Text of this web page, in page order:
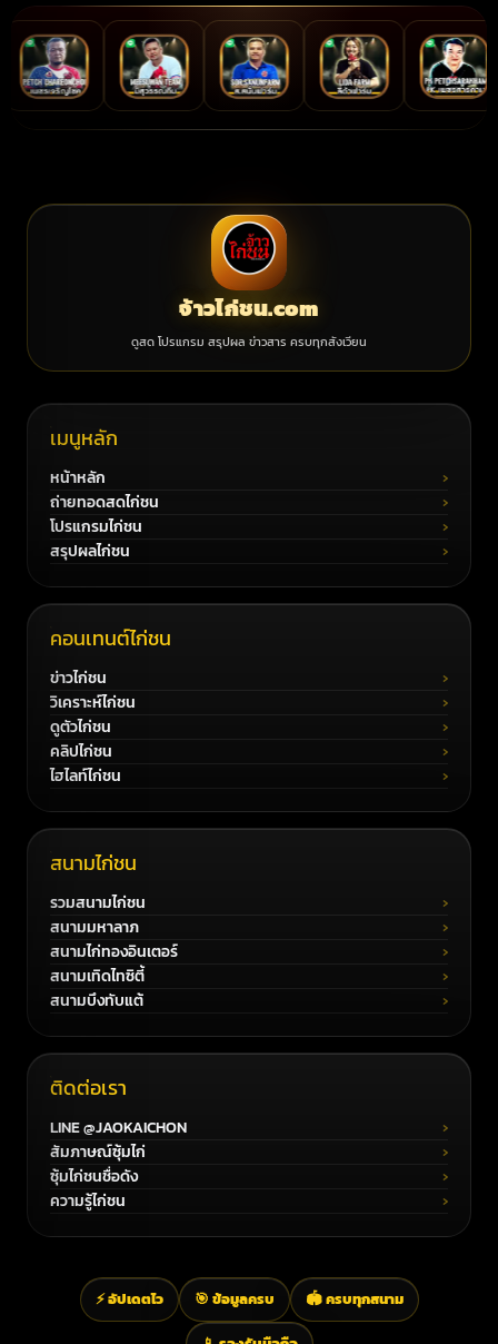
จ้าวไก่ชน.com
ดูสด โปรแกรม สรุปผล ข่าวสาร ครบทุกสังเวียน
เมนูหลัก
หน้าหลัก
ถ่ายทอดสดไก่ชน
โปรแกรมไก่ชน
สรุปผลไก่ชน
คอนเทนต์ไก่ชน
ข่าวไก่ชน
วิเคราะห์ไก่ชน
ดูตัวไก่ชน
คลิปไก่ชน
ไฮไลท์ไก่ชน
สนามไก่ชน
รวมสนามไก่ชน
สนามมหาลาภ
สนามไก่ทองอินเตอร์
สนามเทิดไทซิตี้
สนามบึงทับแต้
ติดต่อเรา
LINE @JAOKAICHON
สัมภาษณ์ซุ้มไก่
ซุ้มไก่ชนชื่อดัง
ความรู้ไก่ชน
⚡ อัปเดตไว 🎯 ข้อมูลครบ 🏟️ ครบทุกสนาม